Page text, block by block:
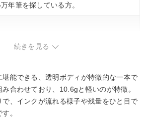
年筆を探している方。
心地に強いこだわりがある方。
続きを見る
能できる、透明ボディが特徴的な一本で
合わせており、10.6gと軽いのが特徴。
、インクが流れる様子や残量をひと目で
。